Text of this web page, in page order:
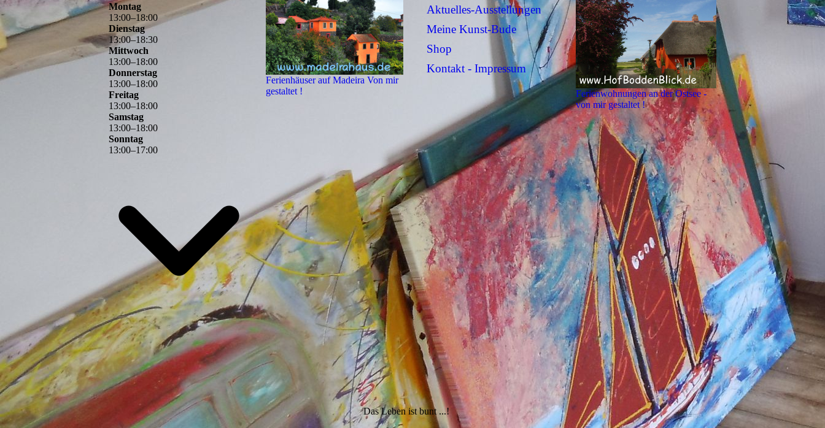
Montag
13:00–18:00
Dienstag
13:00–18:30
Mittwoch
13:00–18:00
Donnerstag
13:00–18:00
Freitag
13:00–18:00
Samstag
13:00–18:00
Sonntag
13:00–17:00
Ferienhäuser auf Madeira Von mir
gestaltet !
Aktuelles-Ausstellungen
Meine Kunst-Bude
Shop
Kontakt - Impressum
Ferienwohnungen an der Ostsee -
von mir gestaltet !
Das Leben ist bunt ...!